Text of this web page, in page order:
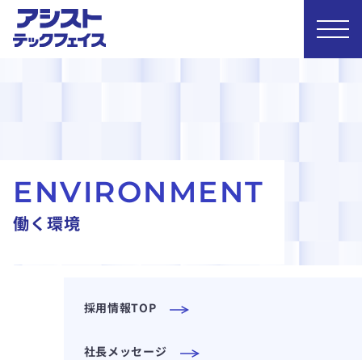
ENVIRON MENT
働く 環境
採用情報TOP
社長メッセージ